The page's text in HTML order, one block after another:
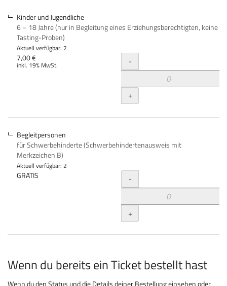
Kinder und Jugendliche
6 – 18 Jahre (nur in Begleitung eines Erziehungsberechtigten, keine
Tasting-Proben)
Aktuell verfügbar: 2
7,00 €
inkl. 19% MwSt. Menge
-
+
Begleitpersonen
für Schwerbehinderte (Schwerbehindertenausweis mit
Merkzeichen B)
Aktuell verfügbar: 2
GRATIS Menge
-
+
Wenn du bereits ein Ticket bestellt hast